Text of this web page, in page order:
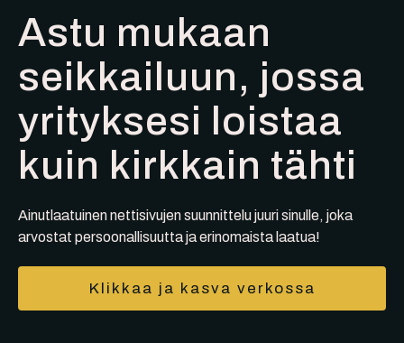
Astu mukaan
seikkailuun, jossa
yrityksesi loistaa
kuin kirkkain tähti
Ainutlaatuinen nettisivujen suunnittelu juuri sinulle, joka
arvostat persoonallisuutta ja erinomaista laatua!
Klikkaa ja kasva verkossa